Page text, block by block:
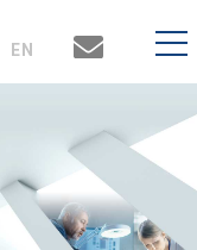
EN